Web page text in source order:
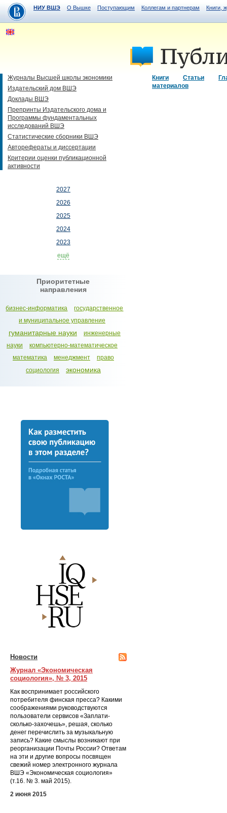
НИУ ВШЭ О Вышке Поступающим Коллегам и партнерам Книги,
Книги Статьи
материалов
Журналы Высшей школы экономики
Издательский дом ВШЭ
Доклады ВШЭ
Препринты Издательского дома и
Программы фундаментальных
исследований ВШЭ
Статистические сборники ВШЭ
Авторефераты и диссертации
Критерии оценки публикационной
активности
2027
2026
2025
2024
2023
ещё
Приоритетные
направления
бизнес-информатика
государственное
и муниципальное управление
гуманитарные науки
инженерные
науки
компьютерно-математическое
математика
менеджмент
право
социология
экономика
Новости
Журнал «Экономическая
социология», № 3, 2015
Как воспринимает российского
потребителя финская пресса? Какими
соображениями руководствуются
пользователи сервисов «Заплати-
сколько-захочешь», решая, сколько
денег перечислить за музыкальную
запись? Какие смыслы возникают при
реорганизации Почты России? Ответам
на эти и другие вопросы посвящен
свежий номер электронного журнала
ВШЭ «Экономическая социология»
(т.16. № 3. май 2015).
2 июня 2015